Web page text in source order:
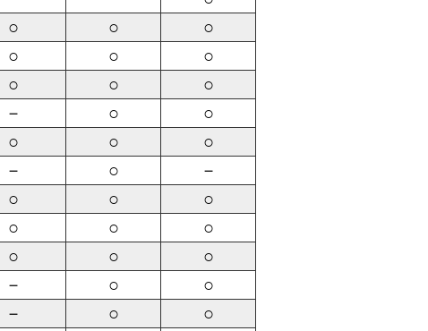
○ ○ ○
○ ○ ○
○ ○ ○
－ ○ ○
○ ○ ○
－ ○ －
○ ○ ○
○ ○ ○
○ ○ ○
－ ○ ○
－ ○ ○